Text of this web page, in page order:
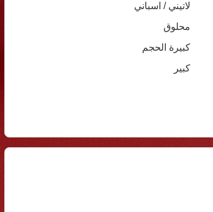
لاتيني / اسباني
محلوق
كبيرة الحجم
كبير